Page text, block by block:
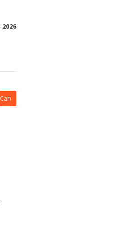
2026
Indonesia Fashion
Tujuh Mitra
Cari